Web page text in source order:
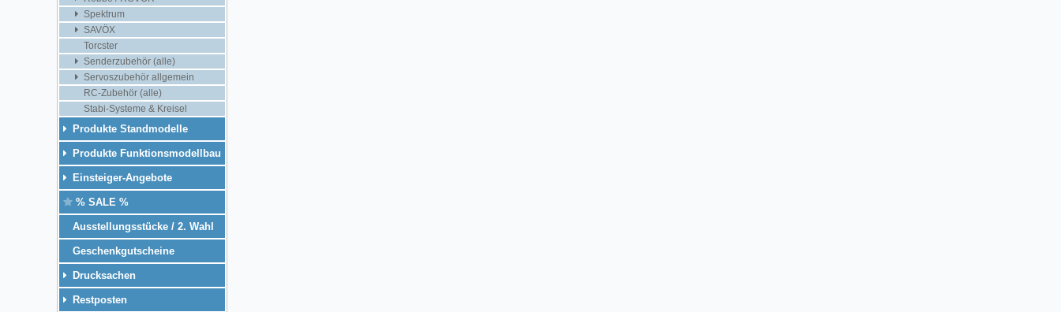
Spektrum
SAVÖX
Torcster
Senderzubehör (alle)
Servoszubehör allgemein
RC-Zubehör (alle)
Stabi-Systeme & Kreisel
Produkte Standmodelle
Produkte Funktionsmodellbau
Einsteiger-Angebote
% SALE %
Ausstellungsstücke / 2. Wahl
Geschenkgutscheine
Drucksachen
Restposten